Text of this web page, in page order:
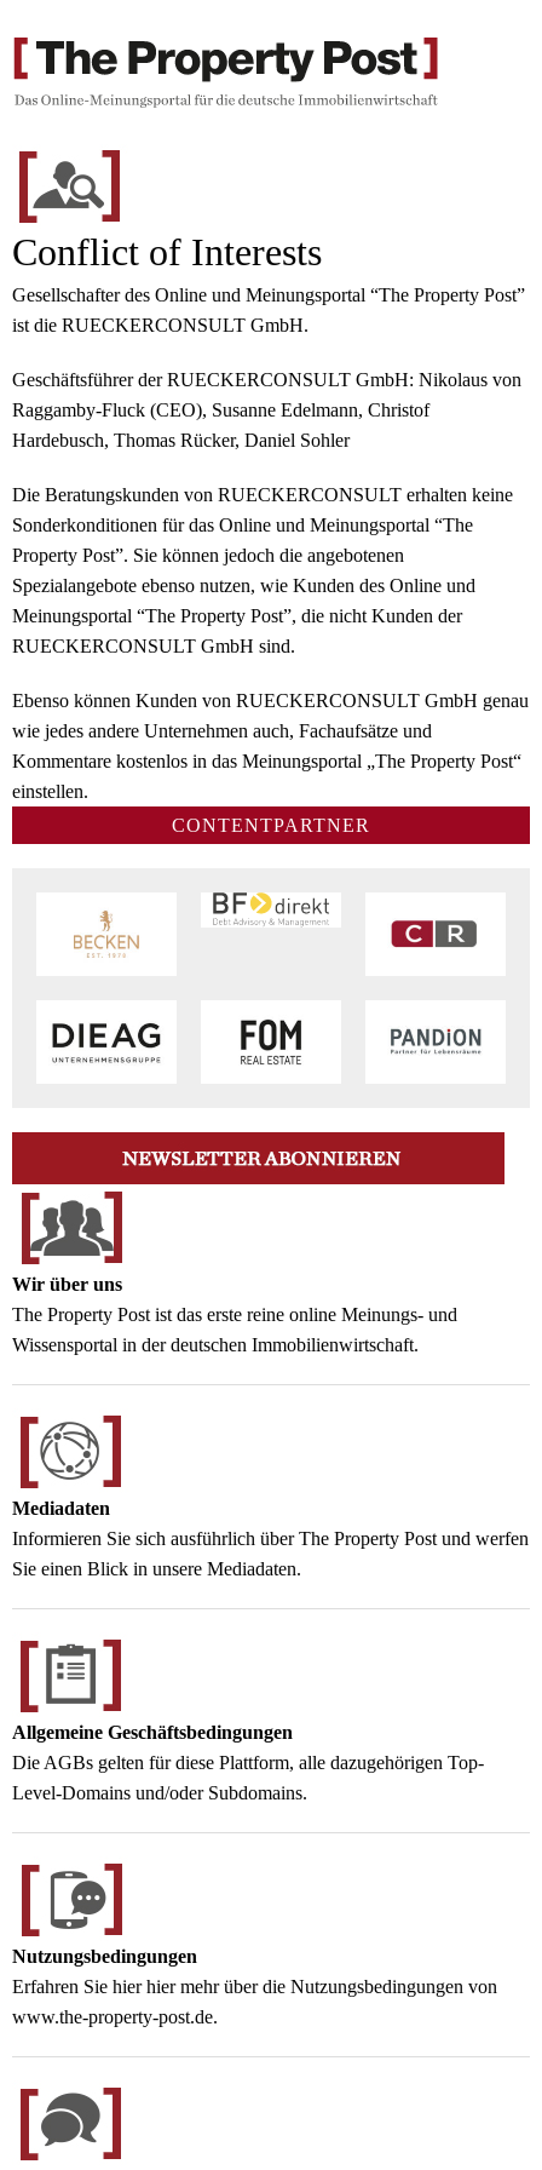
Conflict of Interests
Gesellschafter des Online und Meinungsportal “The Property Post”
ist die RUECKERCONSULT GmbH.
Geschäftsführer der RUECKERCONSULT GmbH: Nikolaus von
Raggamby-Fluck (CEO), Susanne Edelmann, Christof
Hardebusch, Thomas Rücker, Daniel Sohler
Die Beratungskunden von RUECKERCONSULT erhalten keine
Sonderkonditionen für das Online und Meinungsportal “The
Property Post”. Sie können jedoch die angebotenen
Spezialangebote ebenso nutzen, wie Kunden des Online und
Meinungsportal “The Property Post”, die nicht Kunden der
RUECKERCONSULT GmbH sind.
Ebenso können Kunden von RUECKERCONSULT GmbH genau
wie jedes andere Unternehmen auch, Fachaufsätze und
Kommentare kostenlos in das Meinungsportal „The Property Post“
einstellen.
CONTENTPARTNER
Wir über uns
The Property Post ist das erste reine online Meinungs- und
Wissensportal in der deutschen Immobilienwirtschaft.
Mediadaten
Informieren Sie sich ausführlich über The Property Post und werfen
Sie einen Blick in unsere Mediadaten.
Allgemeine Geschäftsbedingungen
Die AGBs gelten für diese Plattform, alle dazugehörigen Top-
Level-Domains und/oder Subdomains.
Nutzungsbedingungen
Erfahren Sie hier hier mehr über die Nutzungsbedingungen von
www.the-property-post.de.